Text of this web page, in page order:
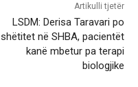
Artikulli tjetër
LSDM: Derisa Taravari po
shëtitet në SHBA, pacientët
kanë mbetur pa terapi
biologjike